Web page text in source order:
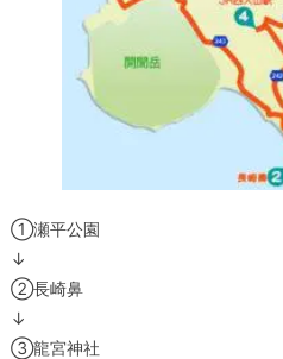
①瀬平公園
↓
②長崎鼻
↓
③龍宮神社